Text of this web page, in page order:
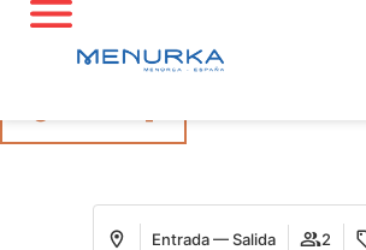
Síguenos en Instagram
Entrada — Salida 2